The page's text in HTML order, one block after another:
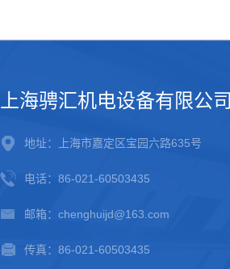
上海骋汇机电设备有限公司
地址：上海市嘉定区宝园六路635号
电话：86-021-60503435
邮箱：chenghuijd@163.com
传真：86-021-60503435